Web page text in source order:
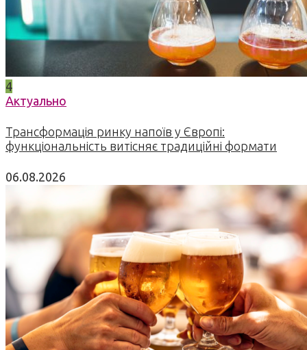
4
Актуально
Трансформація ринку напоїв у Європі:
функціональність витісняє традиційні формати
06.08.2026